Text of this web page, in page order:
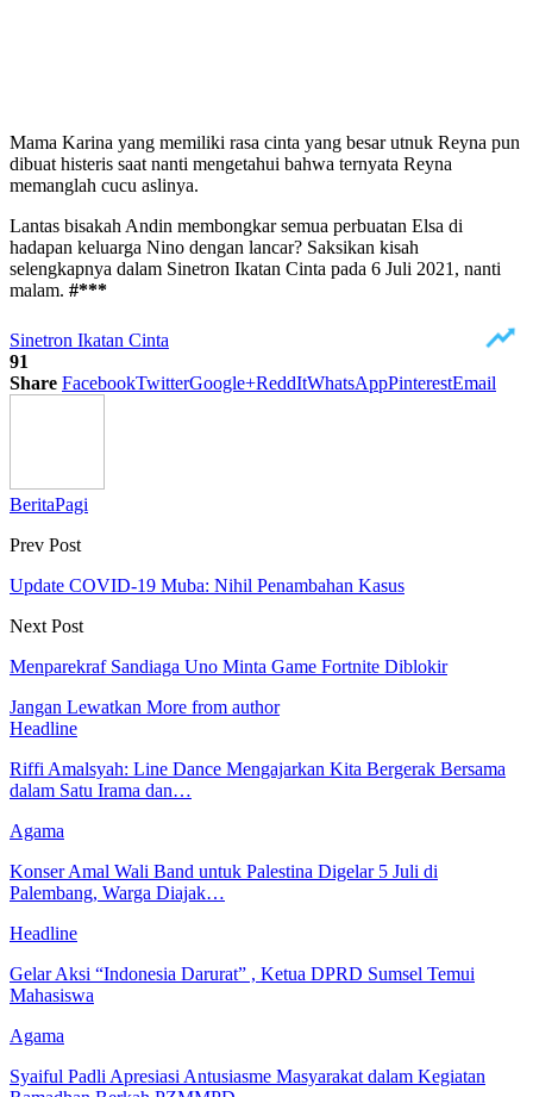
Mama Karina yang memiliki rasa cinta yang besar utnuk Reyna pun
dibuat histeris saat nanti mengetahui bahwa ternyata Reyna
memanglah cucu aslinya.
Lantas bisakah Andin membongkar semua perbuatan Elsa di
hadapan keluarga Nino dengan lancar? Saksikan kisah
selengkapnya dalam Sinetron Ikatan Cinta pada 6 Juli 2021, nanti
malam. #***
Sinetron Ikatan Cinta
91
Share FacebookTwitterGoogle+ReddItWhatsAppPinterestEmail
BeritaPagi
Prev Post
Update COVID-19 Muba: Nihil Penambahan Kasus
Next Post
Menparekraf Sandiaga Uno Minta Game Fortnite Diblokir
Jangan Lewatkan More from author
Headline
Riffi Amalsyah: Line Dance Mengajarkan Kita Bergerak Bersama
dalam Satu Irama dan…
Agama
Konser Amal Wali Band untuk Palestina Digelar 5 Juli di
Palembang, Warga Diajak…
Headline
Gelar Aksi “Indonesia Darurat” , Ketua DPRD Sumsel Temui
Mahasiswa
Agama
Syaiful Padli Apresiasi Antusiasme Masyarakat dalam Kegiatan